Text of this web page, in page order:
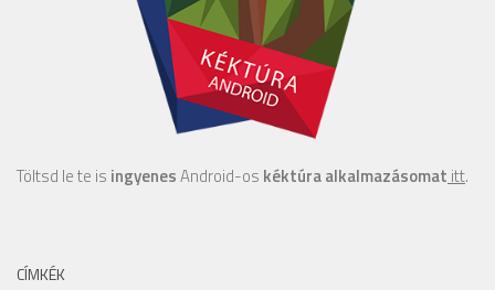
Töltsd le te is ingyenesAndroid-os kéktúra alkalmazásomat itt.
CÍMKÉK